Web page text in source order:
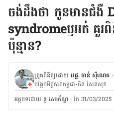
ចង់ដឹងថា កូនមានជំងឺ
syndromeឬអត់ គួរ
ប៉ុន្មាន?
ត្រួតពិនិត្យដោយ វេជ្ជ. ចាន់ ស៊ីណេត ·
បង្អែកមិត្តភាពកម្ពុជា-ចិន សែនសុខ
អត្ថបទ​ដោយ នូ សោភ័ណ្ឌ ·កែ 31/03/2025